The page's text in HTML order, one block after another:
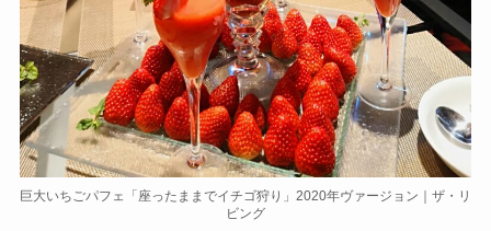
巨大いちごパフェ「座ったままでイチゴ狩り」2020年ヴァージョン｜ザ・リ
ビング